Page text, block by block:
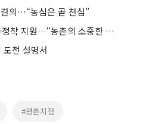
결의…“농심은 곧 천심”
경기농협, 다문화가족 농촌정착 지원…“농촌의 소중한 구성원”
도전 설명서
#평촌지점